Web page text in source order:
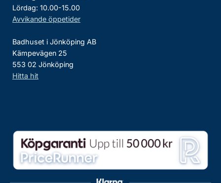
Lördag: 10.00-15.00
Avvikande öppetider
Badhuset i Jönköping AB
Kämpevägen 25
553 02 Jönköping
Hitta hit